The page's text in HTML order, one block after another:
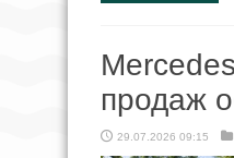
продаж
29.07.2026 09:15